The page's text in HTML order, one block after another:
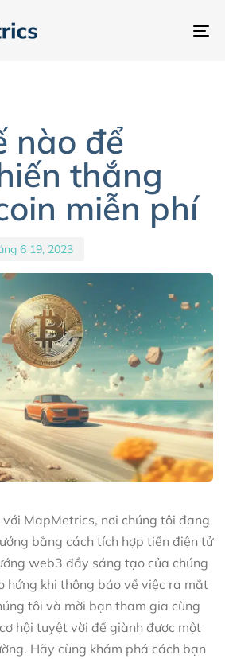
nào để
thắng
miễn phí
6 19, 2023
MapMetrics, nơi chúng tôi đang
bằng cách tích hợp tiền điện tử
web3 đầy sáng tạo của chúng
hứng khi thông báo về việc ra mắt
tôi và mời bạn tham gia cùng
hội tuyệt vời để giành được một
Hãy cùng khám phá cách bạn